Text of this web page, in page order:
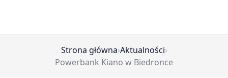
Strona główna›Aktualności›
Powerbank Kiano w Biedronce